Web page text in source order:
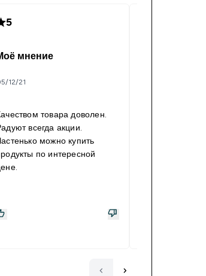
5
мнение
12/21
товара доволен.
всегда акции.
можно купить
по интересной